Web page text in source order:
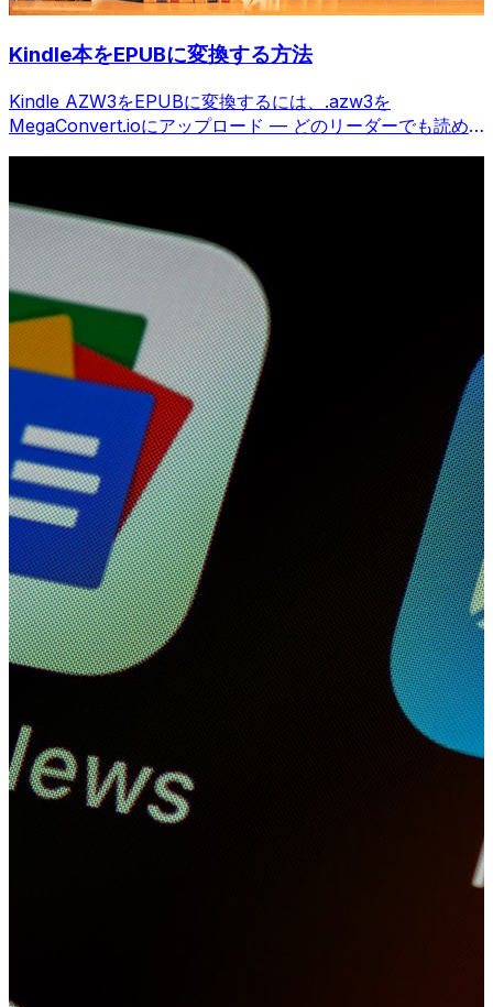
Kindle本をEPUBに変換する方法
Kindle AZW3をEPUBに変換するには、.azw3を
MegaConvert.ioにアップロード — どのリーダーでも読め